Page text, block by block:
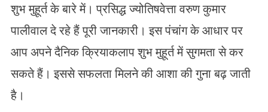
शुभ मुहूर्त के बारे में। प्रसिद्ध ज्योतिषवेत्ता वरुण कुमार
पालीवाल दे रहे हैं पूरी जानकारी। इस पंचांग के आधार पर
आप अपने दैनिक क्रियाकलाप शुभ मुहूर्त में सुगमता से कर
सकते हैं। इससे सफलता मिलने की आशा की गुना बढ़ जाती
है।